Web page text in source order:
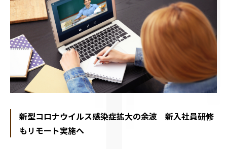
新型コロナウイルス感染症拡大の余波 新入社員研修
もリモート実施へ